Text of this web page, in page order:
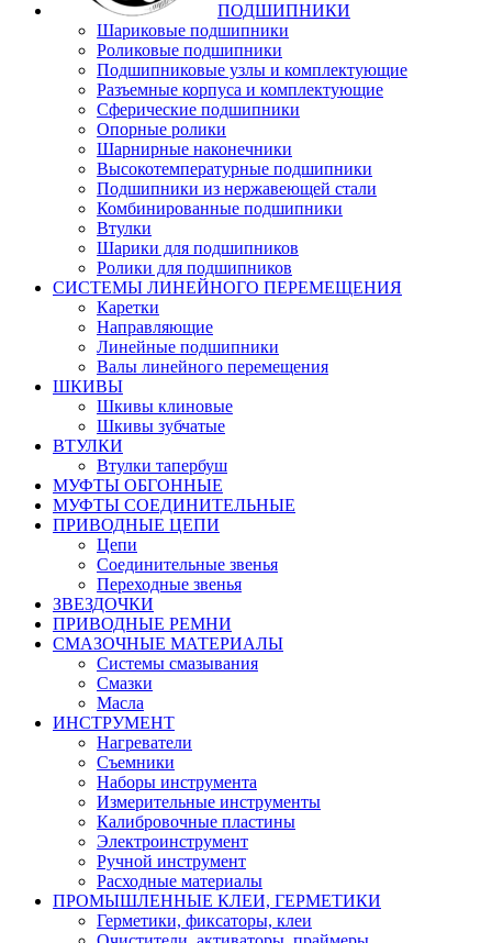
ПОДШИПНИКИ
Шариковые подшипники
Роликовые подшипники
Подшипниковые узлы и комплектующие
Разъемные корпуса и комплектующие
Сферические подшипники
Опорные ролики
Шарнирные наконечники
Высокотемпературные подшипники
Подшипники из нержавеющей стали
Комбинированные подшипники
Втулки
Шарики для подшипников
Ролики для подшипников
СИСТЕМЫ ЛИНЕЙНОГО ПЕРЕМЕЩЕНИЯ
Каретки
Направляющие
Линейные подшипники
Валы линейного перемещения
ШКИВЫ
Шкивы клиновые
Шкивы зубчатые
ВТУЛКИ
Втулки тапербуш
МУФТЫ ОБГОННЫЕ
МУФТЫ СОЕДИНИТЕЛЬНЫЕ
ПРИВОДНЫЕ ЦЕПИ
Цепи
Соединительные звенья
Переходные звенья
ЗВЕЗДОЧКИ
ПРИВОДНЫЕ РЕМНИ
СМАЗОЧНЫЕ МАТЕРИАЛЫ
Системы смазывания
Смазки
Масла
ИНСТРУМЕНТ
Нагреватели
Съемники
Наборы инструмента
Измерительные инструменты
Калибровочные пластины
Электроинструмент
Ручной инструмент
Расходные материалы
ПРОМЫШЛЕННЫЕ КЛЕИ, ГЕРМЕТИКИ
Герметики, фиксаторы, клеи